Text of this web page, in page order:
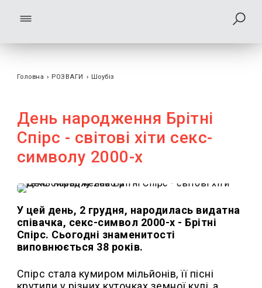
Головна › РОЗВАГИ › Шоубiз
День народження Брітні
Спірс - світові хіти секс-
символу 2000-х
У цей день, 2 грудня, народилась видатна
співачка, секс-символ 2000-х - Брітні
Спірс. Сьогодні знаменитості
виповнюється 38 років.
Спірс стала кумиром мільйонів, її пісні